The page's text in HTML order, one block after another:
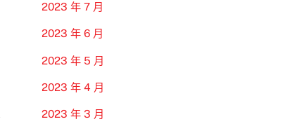
2023 年 7 月
2023 年 6 月
2023 年 5 月
2023 年 4 月
2023 年 3 月